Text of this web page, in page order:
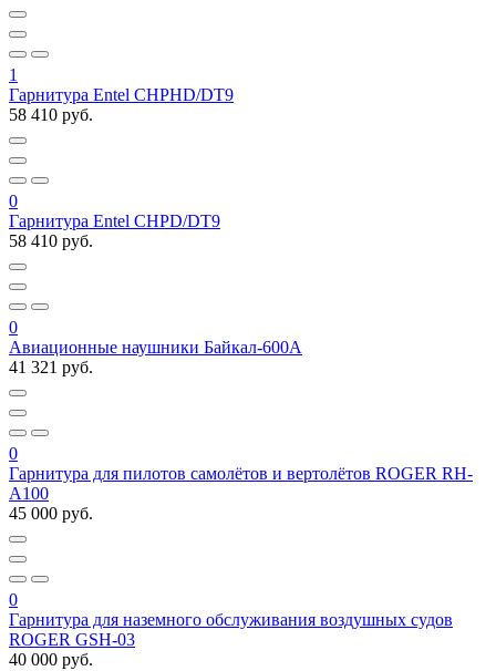
1
Гарнитура Entel CHPHD/DT9
58 410 руб.
0
Гарнитура Entel CHPD/DT9
58 410 руб.
0
Авиационные наушники Байкал-600A
41 321 руб.
0
Гарнитура для пилотов самолётов и вертолётов ROGER RH-
A100
45 000 руб.
0
Гарнитура для наземного обслуживания воздушных судов
ROGER GSH-03
40 000 руб.